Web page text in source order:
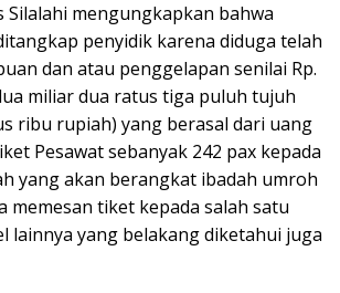
Silalahi mengungkapkan bahwa
penyidik karena diduga telah
dan atau penggelapan senilai Rp.
miliar dua ratus tiga puluh tujuh
ribu rupiah) yang berasal dari uang
Pesawat sebanyak 242 pax kepada
yang akan berangkat ibadah umroh
memesan tiket kepada salah satu
lainnya yang belakang diketahui juga